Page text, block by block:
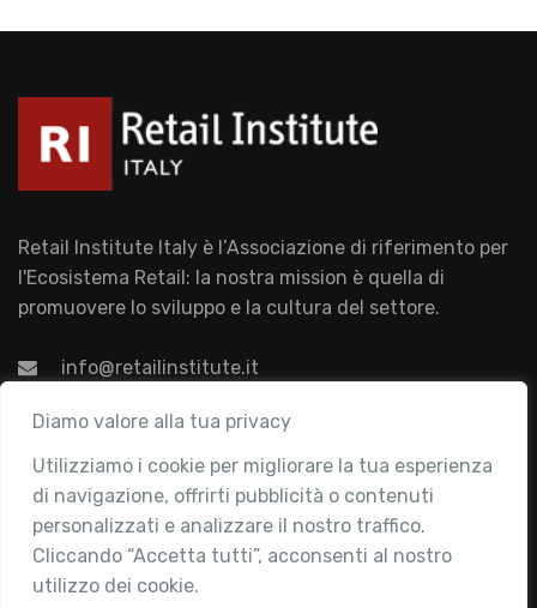
Diamo valore alla tua privacy
Utilizziamo i cookie per migliorare la tua esperienza
di navigazione, offrirti pubblicità o contenuti
personalizzati e analizzare il nostro traffico.
Cliccando “Accetta tutti”, acconsenti al nostro
utilizzo dei cookie.
Retail Institute Italy è l’Associazione di riferimento per
l'Ecosistema Retail: la nostra mission è quella di
promuovere lo sviluppo e la cultura del settore.
info@retailinstitute.it
Associazione
Chi siamo
Attività
Contatti
Area Riservata